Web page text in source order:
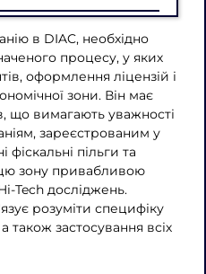
в DIAC, необхідно
процесу, у яких
оформлення ліцензій і
зони. Він має
що вимагають уважності
зареєстрованим у
фіскальні пільги та
зону привабливою
Tech досліджень.
розуміти специфіку
також застосування всіх